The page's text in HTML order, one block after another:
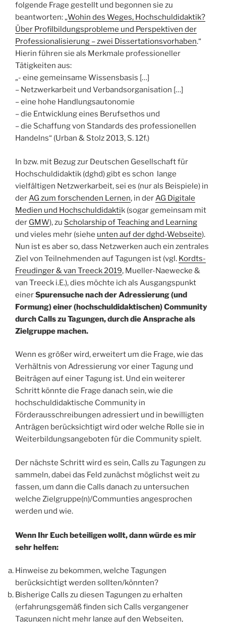
folgende Frage gestellt und begonnen sie zu
beantworten: „Wohin des Weges, Hochschuldidaktik?
Über Profilbildungsprobleme und Perspektiven der
Professionalisierung – zwei Dissertationsvorhaben.“
Hierin führen sie als Merkmale professioneller
Tätigkeiten aus:
„- eine gemeinsame Wissensbasis […]
– Netzwerkarbeit und Verbandsorganisation […]
– eine hohe Handlungsautonomie
– die Entwicklung eines Berufsethos und
– die Schaffung von Standards des professionellen
Handelns“ (Urban & Stolz 2013, S. 12f.)
In bzw. mit Bezug zur Deutschen Gesellschaft für
Hochschuldidaktik (dghd) gibt es schon lange
vielfältigen Netzwerkarbeit, sei es (nur als Beispiele) in
derAG zum forschenden Lernen, in derAG Digitale
Medien und Hochschuldidaktik (sogar gemeinsam mit
der GMW), zu Scholarship of Teaching and Learning
und vieles mehr (siehe unten auf der dghd-Webseite).
Nun ist es aber so, dass Netzwerken auch ein zentrales
Ziel von Teilnehmenden auf Tagungen ist (vgl. Kordts-
Freudinger & van Treeck 2019, Mueller-Naewecke &
van Treeck i.E.), dies möchte ich als Ausgangspunkt
einerSpurensuche nach der Adressierung (und
Formung) einer (hochschuldidaktischen) Community
durch Calls zu Tagungen, durch die Ansprache als
Zielgruppe machen.
Wenn es größer wird, erweitert um die Frage, wie das
Verhältnis von Adressierung vor einer Tagung und
Beiträgen auf einer Tagung ist. Und ein weiterer
Schritt könnte die Frage danach sein, wie die
hochschuldidaktische Community in
Förderausschreibungen adressiert und in bewilligten
Anträgen berücksichtigt wird oder welche Rolle sie in
Weiterbildungsangeboten für die Community spielt.
Der nächste Schritt wird es sein, Calls zu Tagungen zu
sammeln, dabei das Feld zunächst möglichst weit zu
fassen, um dann die Calls danach zu untersuchen
welche Zielgruppe(n)/Communties angesprochen
werden und wie.
Wenn Ihr Euch beteiligen wollt, dann würde es mir
sehr helfen:
Hinweise zu bekommen, welche Tagungen
berücksichtigt werden sollten/könnten?
Bisherige Calls zu diesen Tagungen zu erhalten
(erfahrungsgemäß finden sich Calls vergangener
Tagungen nicht mehr lange auf den Webseiten,